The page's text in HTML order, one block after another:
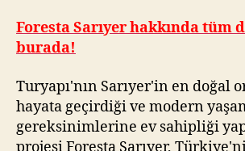
Foresta Sarıyer hakkında tüm
burada!
Turyapı'nın Sarıyer'in en doğal
hayata geçirdiği ve modern
gereksinimlerine ev sahipliği
projesi Foresta Sarıyer,